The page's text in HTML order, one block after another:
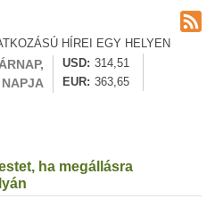
HÍREI EGY HELYEN
NAPJA
USD
314,51
EUR
363,65
ha megállásra